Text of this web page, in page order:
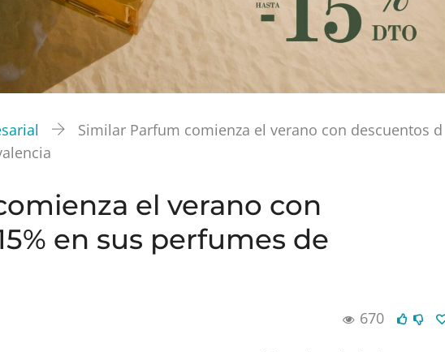
Similar Parfum comienza el verano con descuentos d
el verano con
en sus perfumes de
670